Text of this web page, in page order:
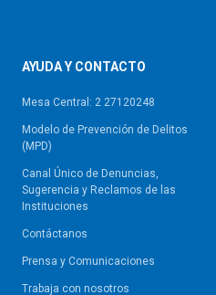
AYUDA Y CONTACTO
Mesa Central: 2 27120248
Modelo de Prevención de Delitos
(MPD)
Canal Único de Denuncias,
Sugerencia y Reclamos de las
Instituciones
Contáctanos
Prensa y Comunicaciones
Trabaja con nosotros